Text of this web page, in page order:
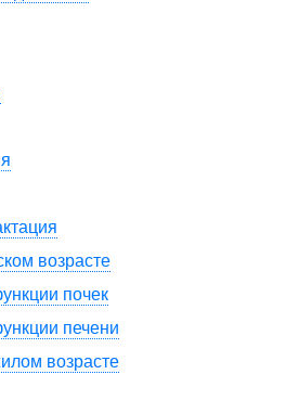
возрасте
почек
печени
возрасте